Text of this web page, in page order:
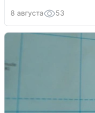
8 августа 53